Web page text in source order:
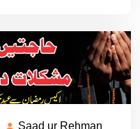
MarchSaad ur Rehman